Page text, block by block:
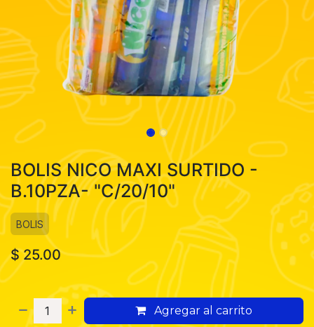
BOLIS NICO MAXI SURTIDO -
B.10PZA- "C/20/10"
BOLIS
$25.00
Agregar al carrito